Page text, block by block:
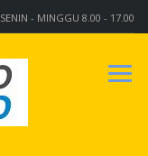
SENIN - MINGGU 8.00 - 17.00